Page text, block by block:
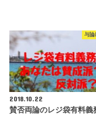
与論
2018.10.22
賛否両論のレジ袋有料義